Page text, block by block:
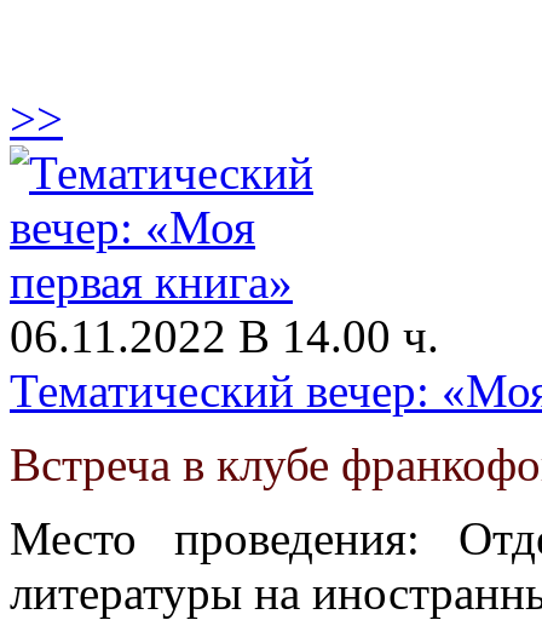
>>
06.11.2022 В 14.00 ч.
Тематический вечер:
Встреча в клубе
Место проведения:
литературы на